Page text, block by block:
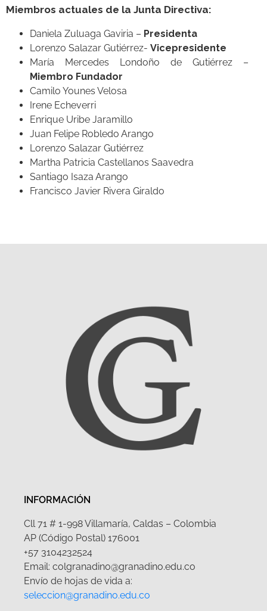
Miembros actuales de la Junta Directiva:
Daniela Zuluaga Gaviria – Presidenta
Lorenzo Salazar Gutiérrez- Vicepresidente
María Mercedes Londoño de Gutiérrez –
Miembro Fundador
Camilo Younes Velosa
Irene Echeverri
Enrique Uribe Jaramillo
Juan Felipe Robledo Arango
Lorenzo Salazar Gutiérrez
Martha Patricia Castellanos Saavedra
Santiago Isaza Arango
Francisco Javier Rivera Giraldo
INFORMACIÓN
Cll 71 # 1-998 Villamaría, Caldas – Colombia
AP (Código Postal) 176001
+57 3104232524
Email: colgranadino@granadino.edu.co
Envío de hojas de vida a:
seleccion@granadino.edu.co